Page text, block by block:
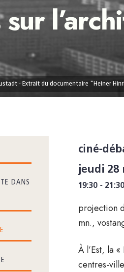
- Extrait du documentaire "Heiner
ciné-
jeudi 28
19:30 - 21:30
projection
mn.,
À l’Est, la
centres-
DANS